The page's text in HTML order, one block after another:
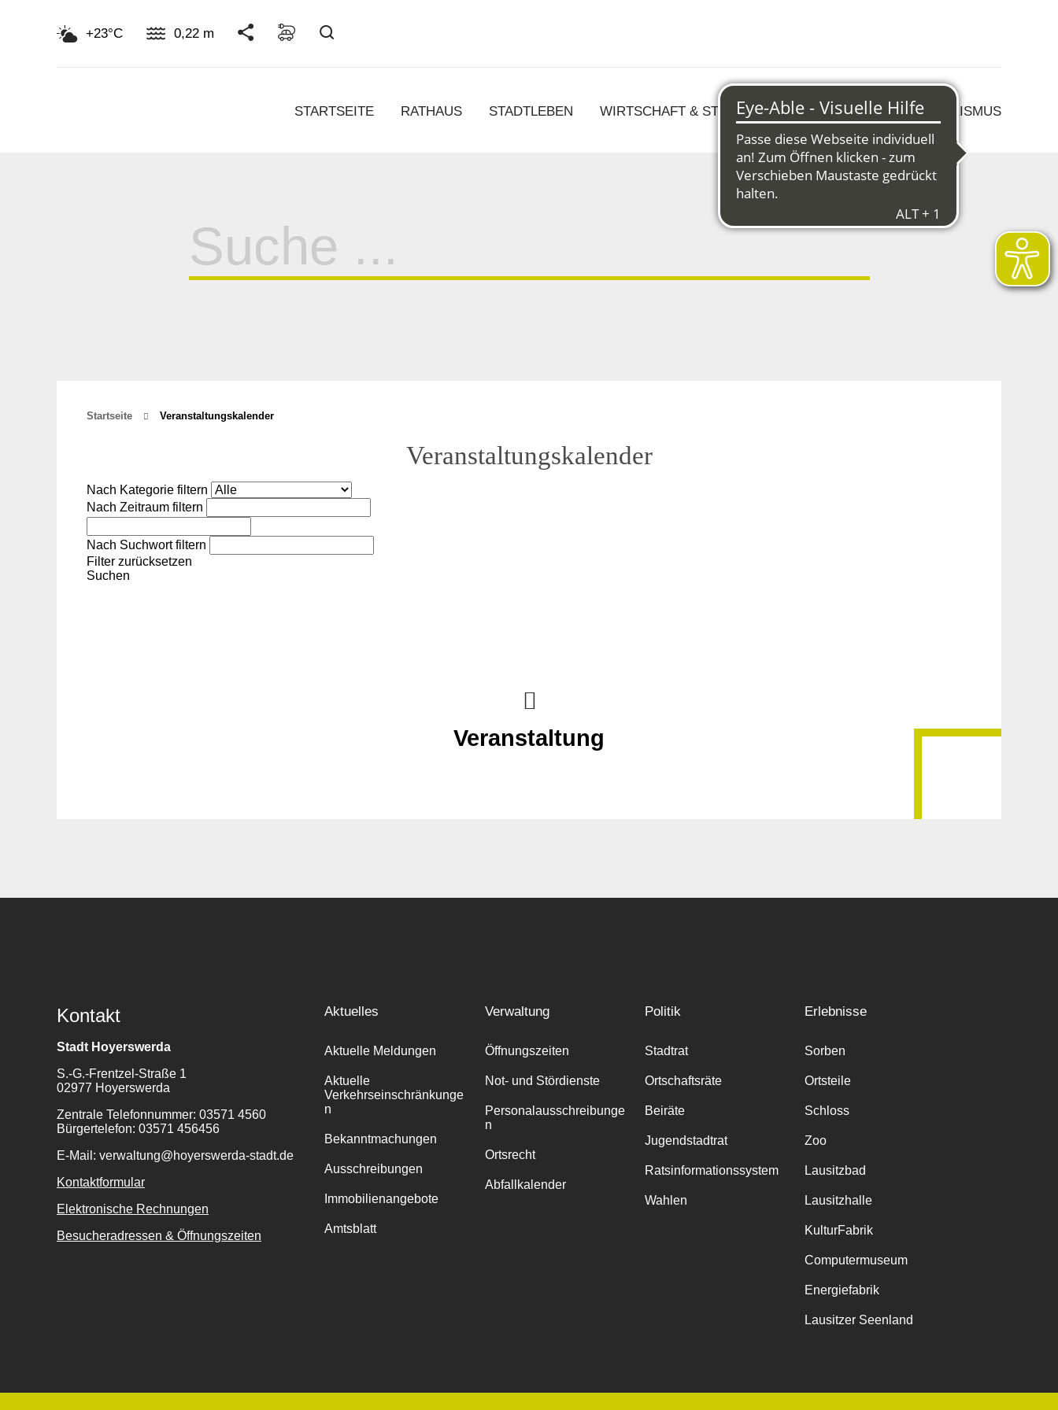
+23°C 0,22 m
STARTSEITE RATHAUS STADTLEBEN WIRTSCHAFT & STRUKTURWANDEL KULTUR & TOURISMUS
für:
Startseite Veranstaltungskalender
Veranstaltungskalender
Nach Kategorie filtern
Nach Zeitraum filtern
Nach Suchwort filtern
Filter zurücksetzen
Suchen
Veranstaltung
Kontakt
Stadt Hoyerswerda
S.-G.-Frentzel-Straße 1
02977 Hoyerswerda
Zentrale Telefonnummer: 03571 4560
Bürgertelefon: 03571 456456
E-Mail: verwaltung@hoyerswerda-stadt.de
Kontaktformular
Elektronische Rechnungen
Besucheradressen & Öffnungszeiten
Aktuelles
Aktuelle Meldungen
Aktuelle
Verkehrseinschränkunge
n
Bekanntmachungen
Ausschreibungen
Immobilienangebote
Amtsblatt
Verwaltung
Öffnungszeiten
Not- und Stördienste
Personalausschreibunge
n
Ortsrecht
Abfallkalender
Politik
Stadtrat
Ortschaftsräte
Beiräte
Jugendstadtrat
Ratsinformationssystem
Wahlen
Erlebnisse
Sorben
Ortsteile
Schloss
Zoo
Lausitzbad
Lausitzhalle
KulturFabrik
Computermuseum
Energiefabrik
Lausitzer Seenland